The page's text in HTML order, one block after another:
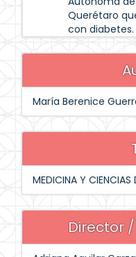
Querétaro
con diabetes.
María Berenice
MEDICINA Y CIENCIAS
Director